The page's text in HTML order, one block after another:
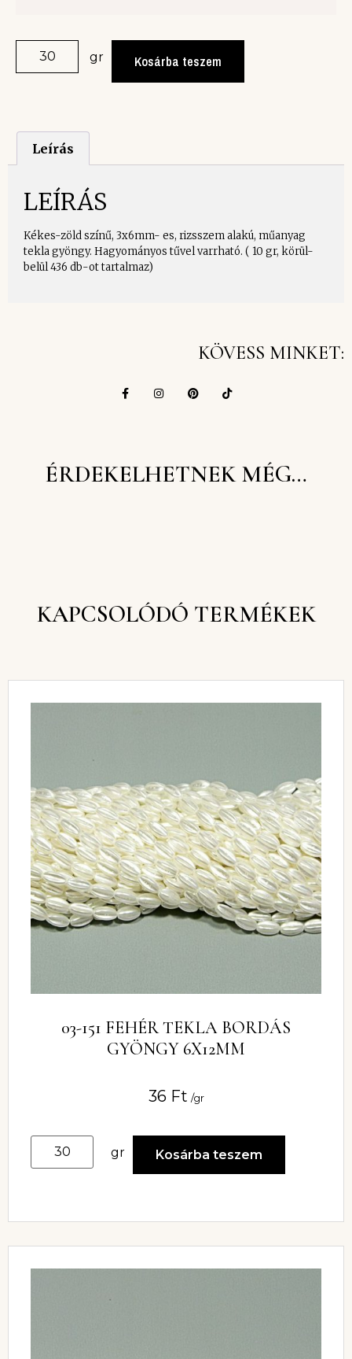
gr Kosárba teszem
Leírás
LEÍRÁS
Kékes-zöld színű, 3x6mm- es, rizsszem alakú, műanyag
tekla gyöngy. Hagyományos tűvel varrható. ( 10 gr, körül-
belül 436 db-ot tartalmaz)
KÖVESS MINKET:
ÉRDEKELHETNEK MÉG…
KAPCSOLÓDÓ TERMÉKEK
03-151 FEHÉR TEKLA BORDÁS
GYÖNGY 6X12MM
36 Ft /gr
gr Kosárba teszem